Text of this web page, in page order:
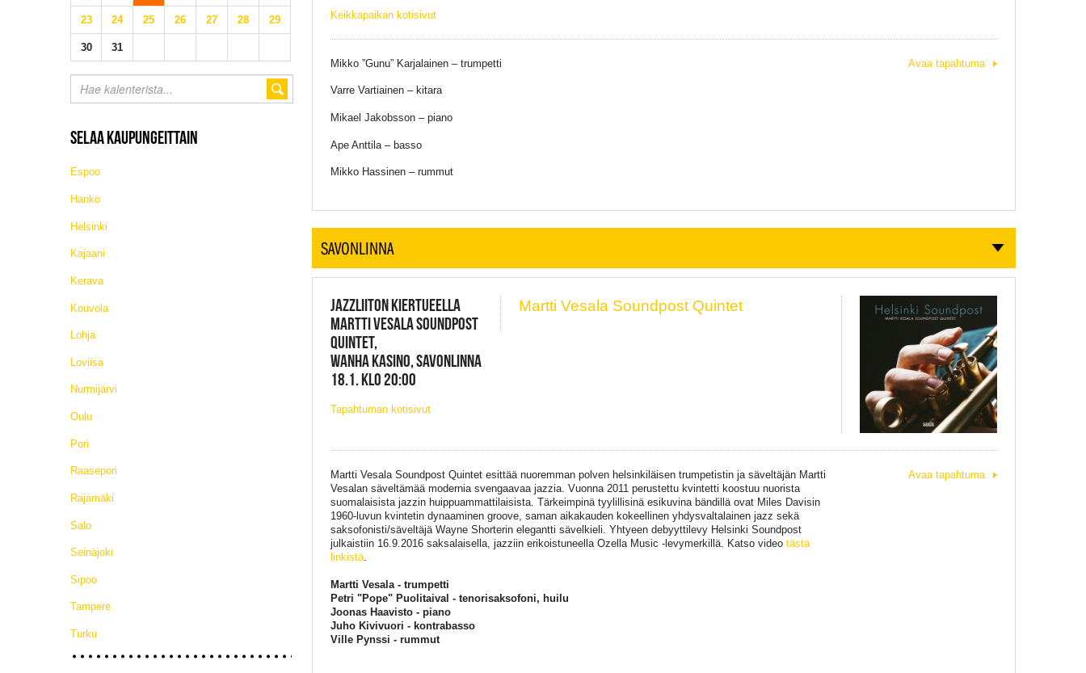
23 24 25 26 27 28 29
30 31
SELAA KAUPUNGEITTAIN
Espoo
Hanko
Helsinki
Kajaani
Kerava
Kouvola
Lohja
Loviisa
Nurmijärvi
Oulu
Pori
Raasepori
Rajamäki
Salo
Seinäjoki
Sipoo
Tampere
Turku
Keikkapaikan kotisivut
Mikko ”Gunu” Karjalainen – trumpetti
Varre Vartiainen – kitara
Mikael Jakobsson – piano
Ape Anttila – basso
Mikko Hassinen – rummut
Avaa tapahtuma
SAVONLINNA
JAZZLIITON KIERTUEELLA
MARTTI VESALA SOUNDPOST
QUINTET,
WANHA KASINO, SAVONLINNA
18.1. KLO 20:00
Tapahtuman kotisivut
Martti Vesala Soundpost Quintet
Martti Vesala Soundpost Quintet esittää nuoremman polven helsinkiläisen trumpetistin ja säveltäjän Martti
Vesalan säveltämää modernia svengaavaa jazzia. Vuonna 2011 perustettu kvintetti koostuu nuorista
suomalaisista jazzin huippuammattilaisista. Tärkeimpinä tyylillisinä esikuvina bändillä ovat Miles Davisin
1960-luvun kvintetin dynaaminen groove, saman aikakauden kokeellinen yhdysvaltalainen jazz sekä
saksofonisti/säveltäjä Wayne Shorterin elegantti sävelkieli. Yhtyeen debyyttilevy Helsinki Soundpost
julkaistiin 16.9.2016 saksalaisella, jazziin erikoistuneella Ozella Music -levymerkillä. Katso video tästä
linkistä.
Martti Vesala - trumpetti
Petri "Pope" Puolitaival - tenorisaksofoni, huilu
Joonas Haavisto - piano
Juho Kivivuori - kontrabasso
Ville Pynssi - rummut
Avaa tapahtuma